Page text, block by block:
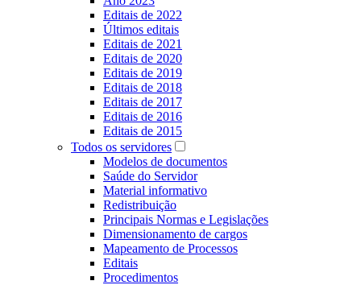
Editais de 2022
Últimos editais
Editais de 2021
Editais de 2020
Editais de 2019
Editais de 2018
Editais de 2017
Editais de 2016
Editais de 2015
Todos os servidores
Modelos de documentos
Saúde do Servidor
Material informativo
Redistribuição
Principais Normas e Legislações
Dimensionamento de cargos
Mapeamento de Processos
Editais
Procedimentos